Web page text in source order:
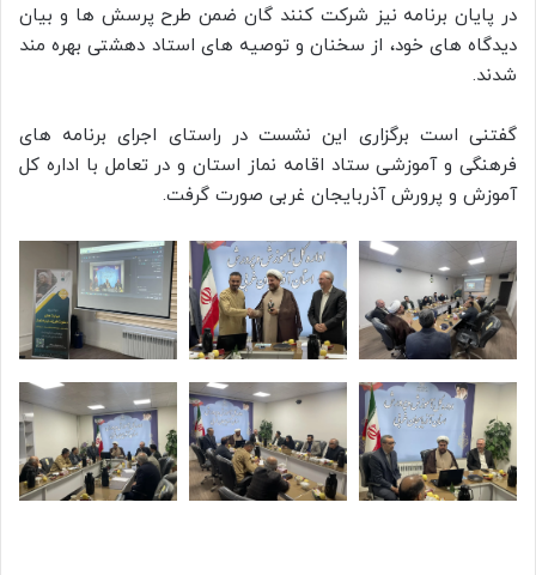
در پایان برنامه نیز شرکت‌ کنند گان ضمن طرح پرسش‌ ها و بیان
دیدگاه‌ های خود، از سخنان و توصیه‌ های استاد دهشتی بهره‌ مند
شدند.
گفتنی است برگزاری این نشست در راستای اجرای برنامه‌ های
فرهنگی و آموزشی ستاد اقامه نماز استان و در تعامل با اداره کل
آموزش و پرورش آذربایجان غربی صورت گرفت.